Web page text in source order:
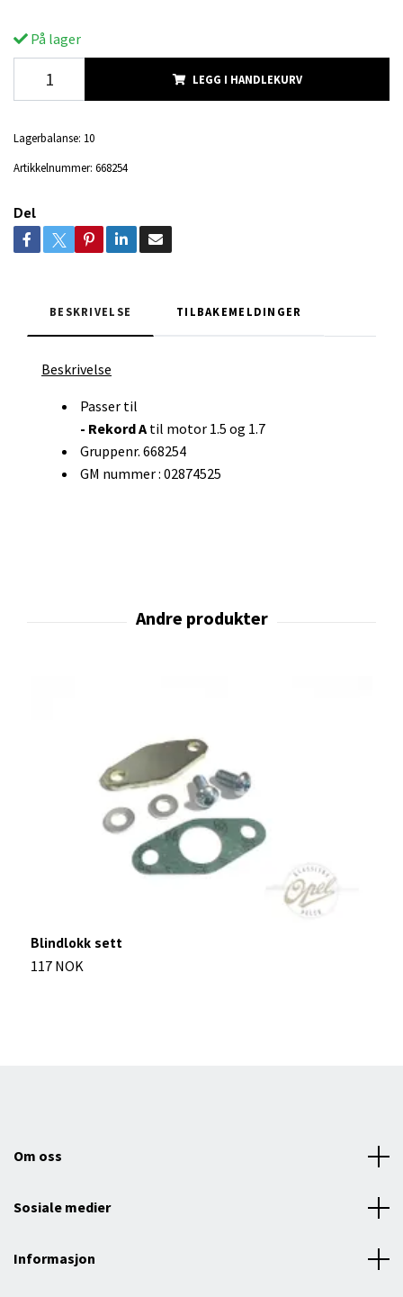
På lager
LEGG I HANDLEKURV
Lagerbalanse: 10
Artikkelnummer: 668254
Del
BESKRIVELSE TILBAKEMELDINGER
Beskrivelse
Passer til
- Rekord Atil motor 1.5 og 1.7
Gruppenr. 668254
GM nummer : 02874525
Blindlokk sett
117 NOK
Om oss
Sosiale medier
Informasjon